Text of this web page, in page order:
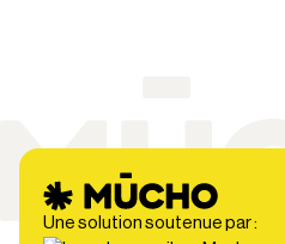
Une solution soutenue par :